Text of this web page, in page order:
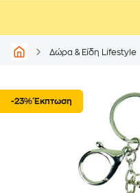
Δώρα & Είδη Lifestyle
-23% Έκπτωση